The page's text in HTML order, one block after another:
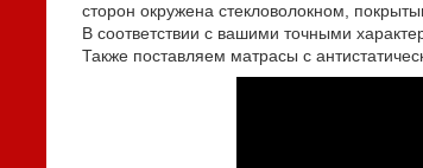
сторон окружена стекловолокном,
В соответствии с вашими точными
Также поставляем матрасы с